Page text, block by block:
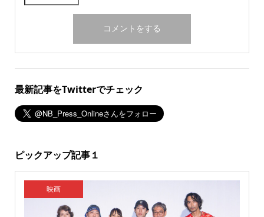
最新記事をTwitterでチェック
ピックアップ記事１
映画